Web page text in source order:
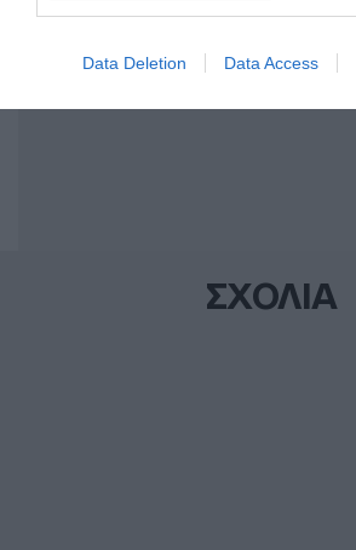
Data Deletion Data Access
ΣΧΟΛΙΑ